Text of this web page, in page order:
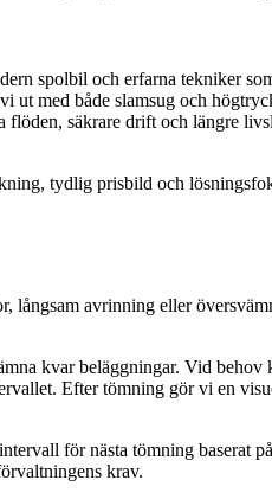
spolbil och erfarna tekniker
ut med både slamsug och
säkrare drift och längre
tydlig prisbild och
långsam avrinning eller
kvar beläggningar. Vid behov
Efter tömning gör vi en
för nästa tömning baserat
krav.